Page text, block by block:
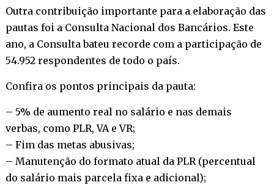
Outra contribuição importante para a elaboração das
pautas foi a Consulta Nacional dos Bancários. Este
ano, a Consulta bateu recorde com a participação de
54.952 respondentes de todo o país.
Confira os pontos principais da pauta:
– 5% de aumento real no salário e nas demais
verbas, como PLR, VA e VR;
– Fim das metas abusivas;
– Manutenção do formato atual da PLR (percentual
do salário mais parcela fixa e adicional);